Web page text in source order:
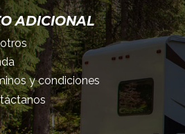
ADICIONAL
y condiciones